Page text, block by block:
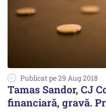
Publicat pe 29 Aug 2018
Tamas Sandor, CJ
financiară, gravă.